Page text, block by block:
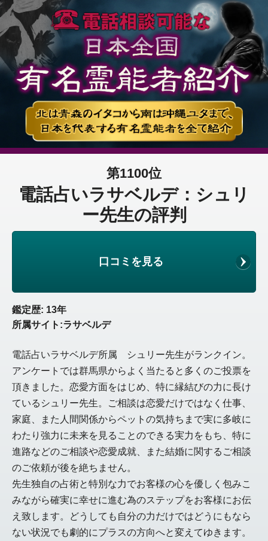
第1100位
電話占いラサベルデ：シュリ
ー先生の評判
口コミを見る
鑑定歴: 13年
所属サイト:ラサベルデ
電話占いラサベルデ所属 シュリー先生がランクイン。
アンケートでは群馬県からよく当たると多くのご投票を
頂きました。恋愛方面をはじめ、特に縁結びの力に長け
ているシュリー先生。ご相談は恋愛だけではなく仕事、
家庭、また人間関係からペットの気持ちまで実に多岐に
わたり強力に未来を見ることのできる実力をもち、特に
進路などのご相談や恋愛成就、また結婚に関するご相談
のご依頼が後を絶ちません。
先生独自の占術と特別な力でお客様の心を優しく包みこ
みながら確実に幸せに進む為のステップをお客様にお伝
え致します。どうしても自分の力だけではどうにもなら
ない状況でも劇的にプラスの方向へと変えてゆきます。